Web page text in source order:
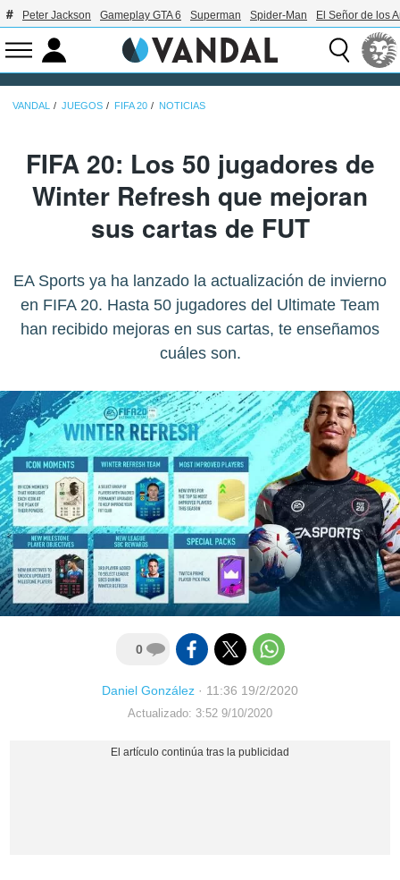
Peter Jackson Gameplay GTA 6 Superman Spider-Man El Señor de los
VANDAL JUEGOS FIFA 20 NOTICIAS
FIFA 20: Los 50 jugadores de
Winter Refresh que mejoran
sus cartas de FUT
EA Sports ya ha lanzado la actualización de invierno
en FIFA 20. Hasta 50 jugadores del Ultimate Team
han recibido mejoras en sus cartas, te enseñamos
cuáles son.
0
Daniel González · 11:36 19/2/2020
Actualizado: 3:52 9/10/2020